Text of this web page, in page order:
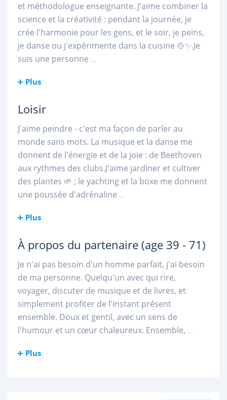
et méthodologue enseignante. J'aime combiner la
science et la créativité : pendant la journée, je
crée l'harmonie pour les gens, et le soir, je peins,
je danse ou j'expérimente dans la cuisine 🍲✨.Je
suis une personne ...
Plus
Loisir
J'aime peindre - c'est ma façon de parler au
monde sans mots. La musique et la danse me
donnent de l'énergie et de la joie : de Beethoven
aux rythmes des clubs.J'aime jardiner et cultiver
des plantes 🌱 ; le yachting et la boxe me donnent
une poussée d'adrénaline ...
Plus
À propos du partenaire (age 39 - 71)
Je n'ai pas besoin d'un homme parfait, j'ai besoin
de ma personne. Quelqu'un avec qui rire,
voyager, discuter de musique et de livres, et
simplement profiter de l'instant présent
ensemble. Doux et gentil, avec un sens de
l'humour et un cœur chaleureux. Ensemble, ...
Plus